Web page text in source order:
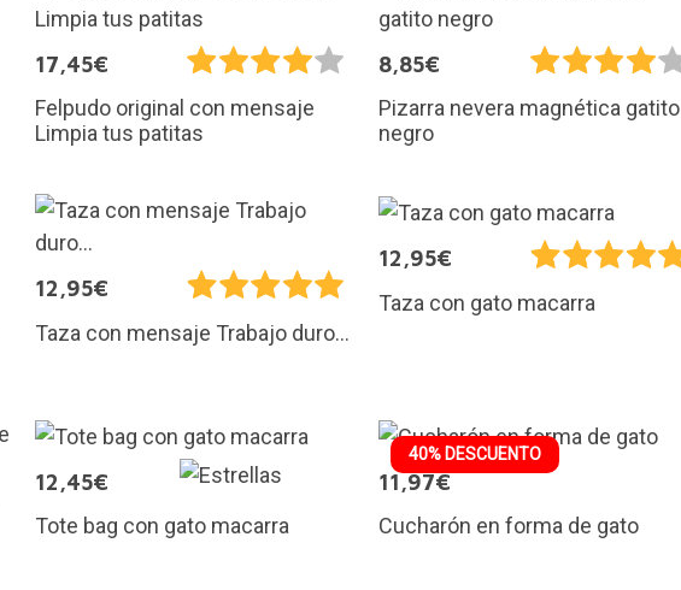
17,45€
Felpudo original con mensaje
Limpia tus patitas
8,85€
Pizarra nevera magnética gatito
negro
12,95€
Taza con mensaje Trabajo duro...
12,95€
Taza con gato macarra
12,45€
Tote bag con gato macarra
40% DESCUENTO
11,97€
Cucharón en forma de gato